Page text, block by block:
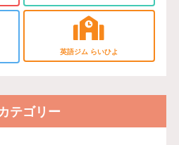
英語ジム らいひよ
テゴリー